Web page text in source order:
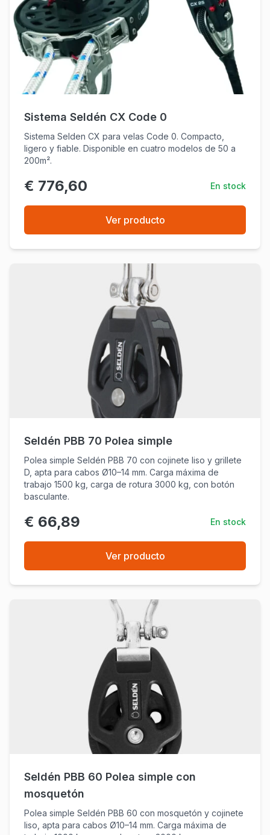
Sistema Seldén CX Code 0
Sistema Selden CX para velas Code 0. Compacto,
ligero y fiable. Disponible en cuatro modelos de 50 a
200m².
€ 776,60 En stock
Ver producto
Seldén PBB 70 Polea simple
Polea simple Seldén PBB 70 con cojinete liso y grillete
D, apta para cabos Ø10–14 mm. Carga máxima de
trabajo 1500 kg, carga de rotura 3000 kg, con botón
basculante.
€ 66,89 En stock
Ver producto
Seldén PBB 60 Polea simple con
mosquetón
Polea simple Seldén PBB 60 con mosquetón y cojinete
liso, apta para cabos Ø10–14 mm. Carga máxima de